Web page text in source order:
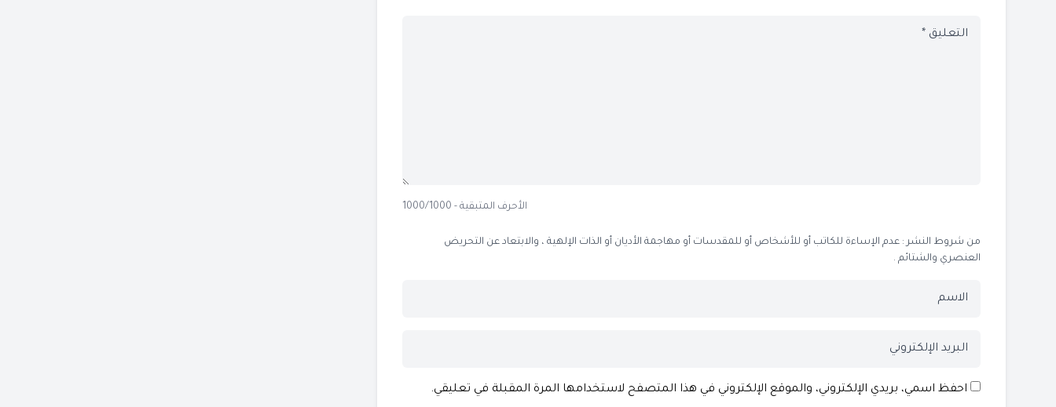
الأحرف المتبقية - 1000/1000
من شروط النشر : عدم الإساءة للكاتب أو للأشخاص أو للمقدسات أو مهاجمة الأديان أو الذات الإلهية ، والابتعاد عن التحريض
العنصري والشتائم .
احفظ اسمي، بريدي الإلكتروني، والموقع الإلكتروني في هذا المتصفح لاستخدامها المرة المقبلة في تعليقي.